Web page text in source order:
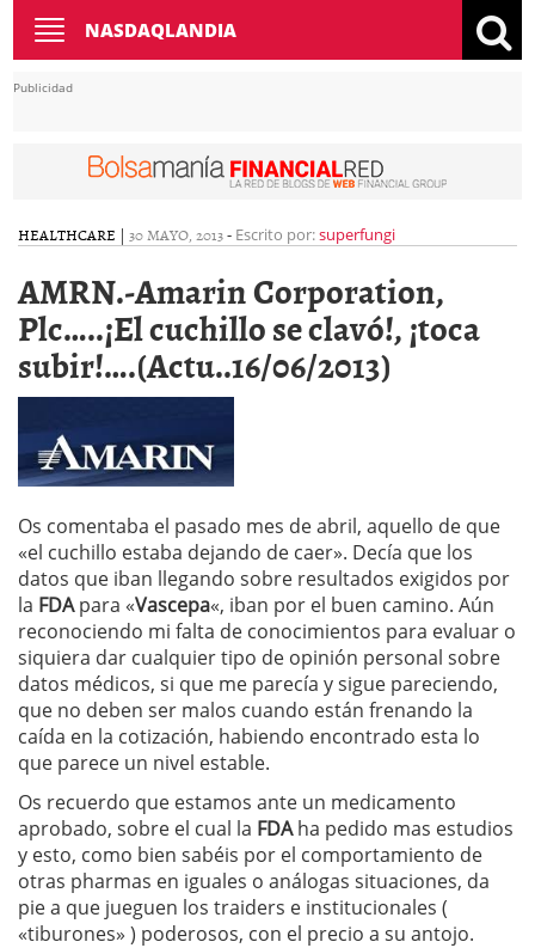
Toggle
navigation
NASDAQLANDIA
Publicidad
HEALTHCARE | 30 MAYO, 2013- Escrito por:superfungi
AMRN.-Amarin Corporation,
Plc…..¡El cuchillo se clavó!, ¡toca
subir!….(Actu..16/06/2013)
Os comentaba el pasado mes de abril, aquello de que
«el cuchillo estaba dejando de caer». Decía que los
datos que iban llegando sobre resultados exigidos por
la FDApara «Vascepa«, iban por el buen camino. Aún
reconociendo mi falta de conocimientos para evaluar o
siquiera dar cualquier tipo de opinión personal sobre
datos médicos, si que me parecía y sigue pareciendo,
que no deben ser malos cuando están frenando la
caída en la cotización, habiendo encontrado esta lo
que parece un nivel estable.
Os recuerdo que estamos ante un medicamento
aprobado, sobre el cual la FDAha pedido mas estudios
y esto, como bien sabéis por el comportamiento de
otras pharmas en iguales o análogas situaciones, da
pie a que jueguen los traiders e institucionales (
«tiburones» ) poderosos, con el precio a su antojo.